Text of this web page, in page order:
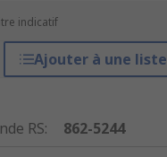
indicatif
Ajouter à une liste
RS:
862-5244